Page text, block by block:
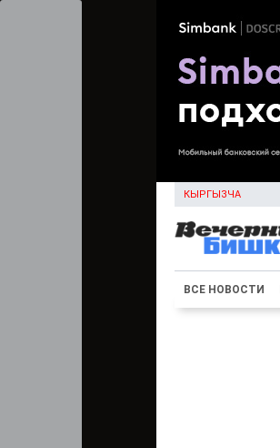
КЫРГЫЗЧА
ВСЕ НОВОСТИ